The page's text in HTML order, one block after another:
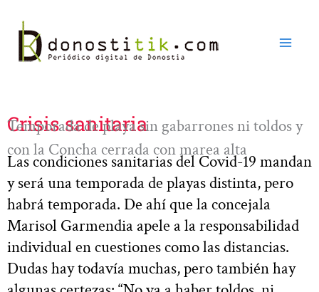
contenido
Crisis sanitaria
Temporada de playa sin gabarrones ni toldos y
con la Concha cerrada con marea alta
Las condiciones sanitarias del Covid-19 mandan
y será una temporada de playas distinta, pero
habrá temporada. De ahí que la concejala
Marisol Garmendia apele a la responsabilidad
individual en cuestiones como las distancias.
Dudas hay todavía muchas, pero también hay